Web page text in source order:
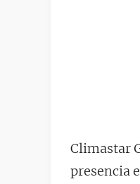
Climastar
presencia